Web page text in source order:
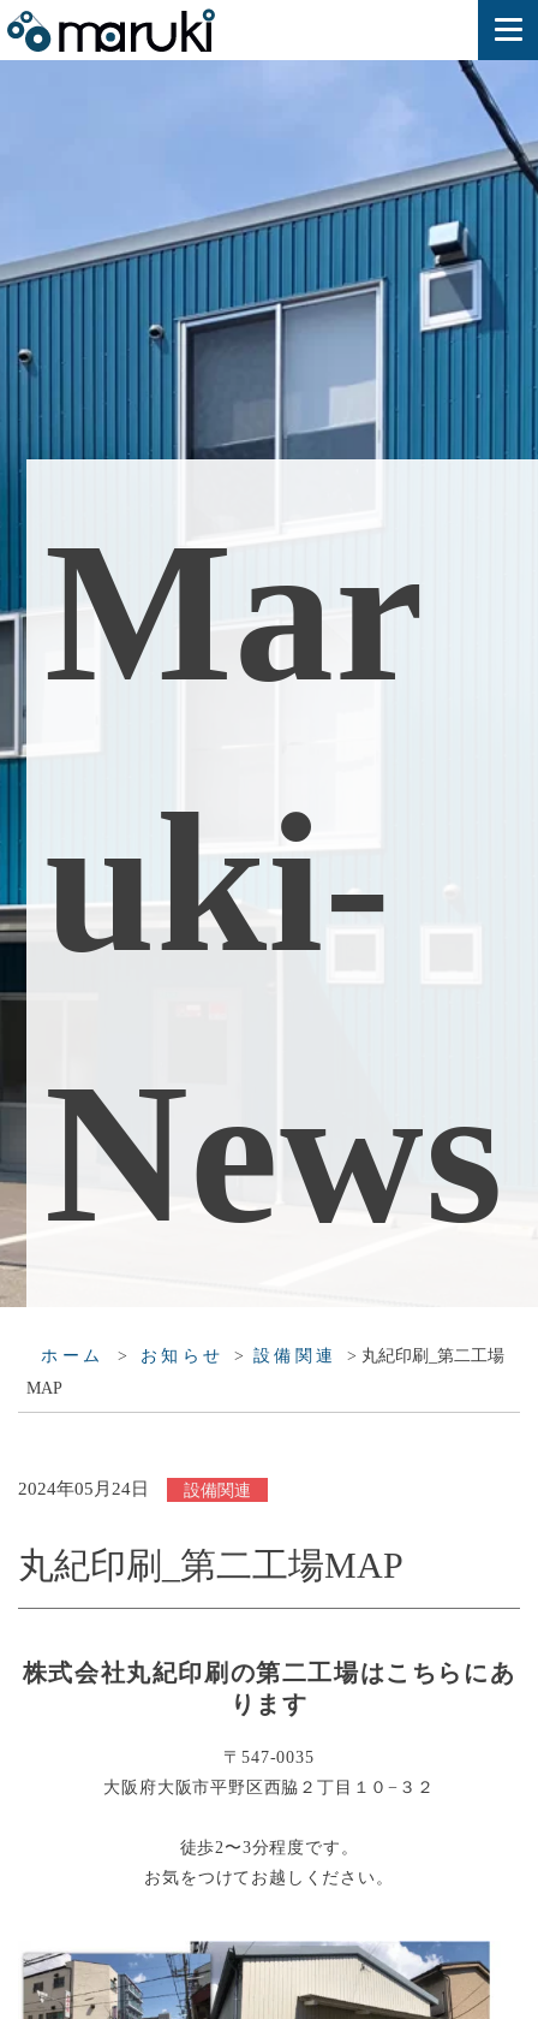
Mar
uki-
News
ホーム > お知らせ > 設備関連 > 丸紀印刷_第二工場
MAP
2024年05月24日 設備関連
丸紀印刷_第二工場MAP
株式会社丸紀印刷の第二工場はこちらにあ
ります
〒547-0035
大阪府大阪市平野区西脇２丁目１０−３２
徒歩2〜3分程度です。
お気をつけてお越しください。